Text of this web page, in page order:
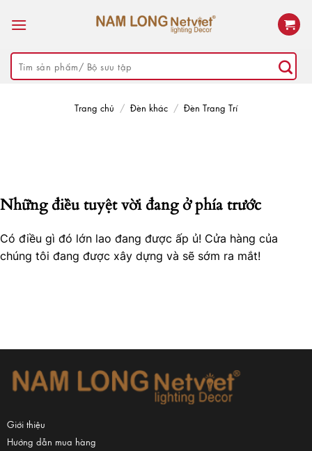
Tìm
kiếm:
Trang chủ / Đèn khác / Đèn Trang Trí
Những điều tuyệt vời đang ở phía trước
Có điều gì đó lớn lao đang được ấp ủ! Cửa hàng của
chúng tôi đang được xây dựng và sẽ sớm ra mắt!
Giới thiệu
Hướng dẫn mua hàng